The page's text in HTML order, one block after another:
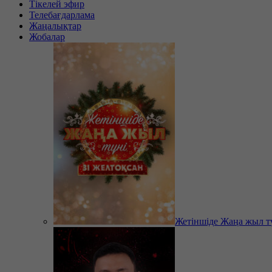
Тікелей эфир
Телебағдарлама
Жаңалықтар
Жобалар
Жетіншіде Жаңа жыл